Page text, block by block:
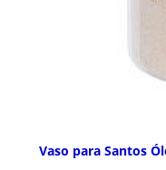
Vaso para Santos